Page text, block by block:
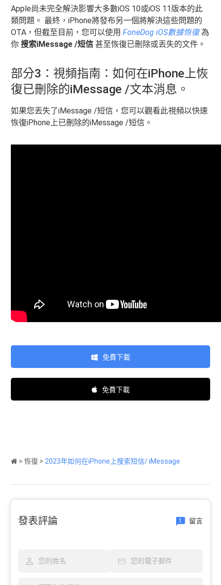
Apple尚未完全解決影響大多數iOS 10或iOS 11版本的此
類問題。 最終，iPhone將發布另一個將解決這些問題的
OTA，但截至目前，您可以使用 FoneDog iOS數據恢復 為
你搜索iMessage /短信 甚至恢復已刪除或丟失的文件。
部分3：視頻指南：如何在iPhone上恢
復已刪除的iMessage /文本消息。
如果您丟失了iMessage /短信，您可以觀看此視頻以快速
恢復iPhone上已刪除的iMessage /短信。
免費下載
免費下載
>恢復 > 2023年如何在iPhone上搜索短信/ iMessage
發表評論 1 留言